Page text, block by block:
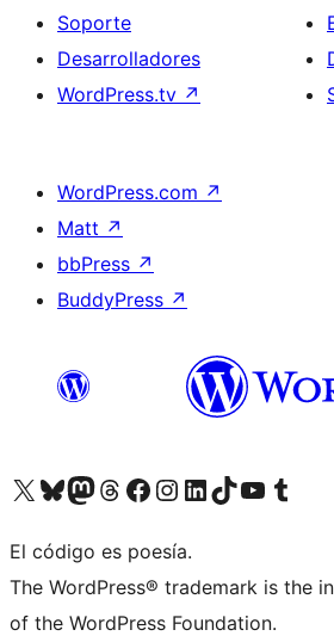
Soporte
Desarrolladores
WordPress.tv ↗
WordPress.com ↗
Matt ↗
bbPress ↗
BuddyPress ↗
Visit our X (formerly Twitter) account
Visit our Bluesky account
Visit our Mastodon account
Visit our Threads account
Visita nuestra página de Facebook
Visita nuestra cuenta de Instagram
Visita nuestra cuenta de LinkedIn
Visit our TikTok account
Visita nuestro canal de
Visit our
El código es poesía.
The WordPress® trademark is the
of the WordPress Foundation.